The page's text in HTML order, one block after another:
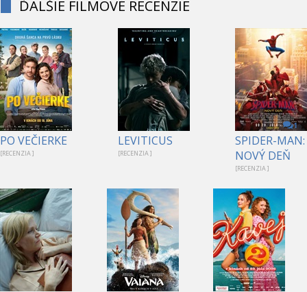
ĎALŠIE FILMOVÉ RECENZIE
PO VEČIERKE
[RECENZIA ]
LEVITICUS
[RECENZIA ]
1
SPIDER-MAN:
NOVÝ DEŇ
[RECENZIA ]